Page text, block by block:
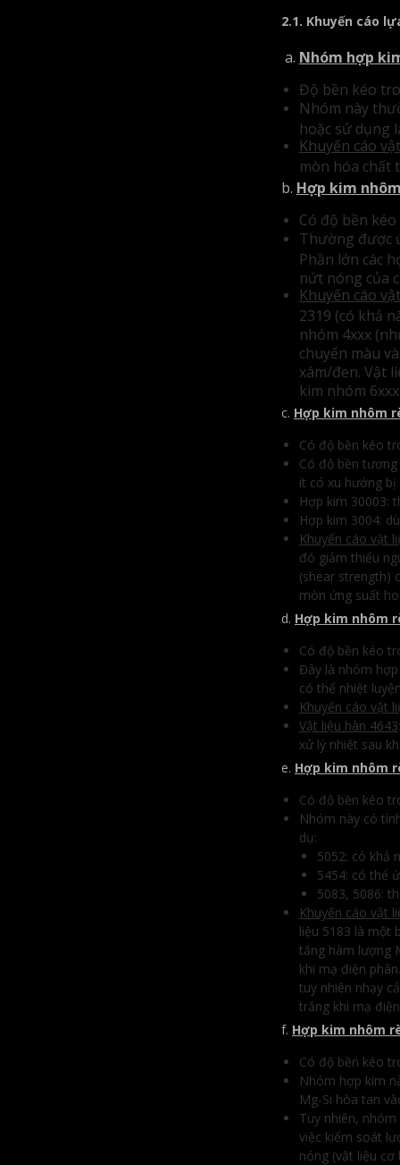
2.1. Khuyến cáo
a. Nhóm hợp
Độ bền kéo
Nhóm này
hoặc sử dụng
Khuyến cáo
mòn hóa chất
b. Hợp kim
Có độ bền
Thường được
Phần lớn các
nứt nóng của
Khuyến cáo
2319 (có khả
nhóm 4xxx
chuyển màu
xám/đen. Vật
kim nhóm
c. Hợp kim nhôm
Có độ bền kéo
Có độ bền
ít có xu hướng
Hợp kim 30003:
Hợp kim 3004:
Khuyến cáo vật
đó giảm thiểu
(shear strength)
mòn ứng suất
d. Hợp kim nhôm
Có độ bền kéo
Đây là nhóm
có thể nhiệt
Khuyến cáo vật
Vật liệu hàn 4643
xử lý nhiệt sau
e. Hợp kim nhôm
Có độ bền kéo
Nhóm này có
dụ:
5052: có khả
5454: có thể
5083, 5086:
Khuyến cáo vật
liệu 5183 là một
tăng hàm lượng
khi mạ điện
tuy nhiên nhạy
trắng khi mạ
f. Hợp kim nhôm
Có độ bền kéo
Nhóm hợp kim
Mg-Si hòa tan
Tuy nhiên,
việc kiểm soát
nóng (vật liệu cơ